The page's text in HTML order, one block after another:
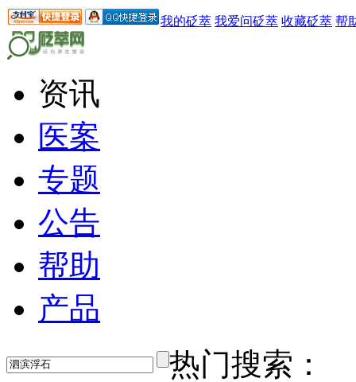
我的砭萃 我爱问砭萃 收藏砭萃 帮
资讯
医案
专题
公告
帮助
产品
热门搜索：